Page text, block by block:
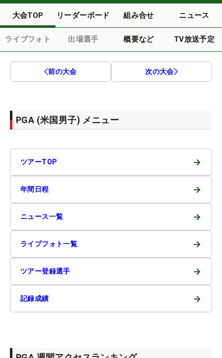
大会TOP リーダーボード 組み合せ ニュース
ライブフォト 出場選手 概要など TV放送予定
前の大会 次の大会
PGA (米国男子) メニュー
ツアーTOP →
年間日程 →
ニュース一覧 →
ライブフォト一覧 →
ツアー登録選手 →
記録成績 →